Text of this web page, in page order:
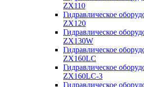
ZX110
Гидравлическое
ZX120
Гидравлическое
ZX130W
Гидравлическое
ZX160LC
Гидравлическое
ZX160LC-3
Гидравлическое